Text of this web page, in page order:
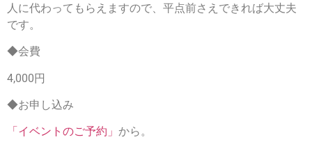
人に代わってもらえますので、平点前さえできれば大丈夫
です。
◆会費
4,000円
◆お申し込み
「イベントのご予約」 から。